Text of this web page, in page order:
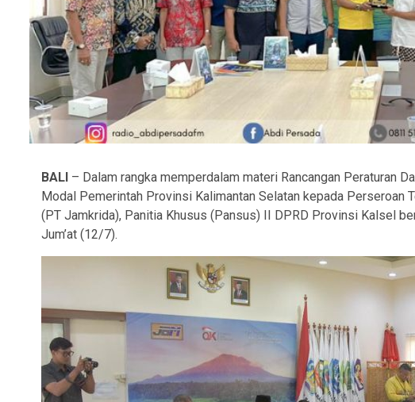
BALI – Dalam rangka memperdalam materi Rancangan Peraturan
Modal Pemerintah Provinsi Kalimantan Selatan kepada Perseroan
(PT Jamkrida), Panitia Khusus (Pansus) II DPRD Provinsi Kalsel
Jum’at (12/7).